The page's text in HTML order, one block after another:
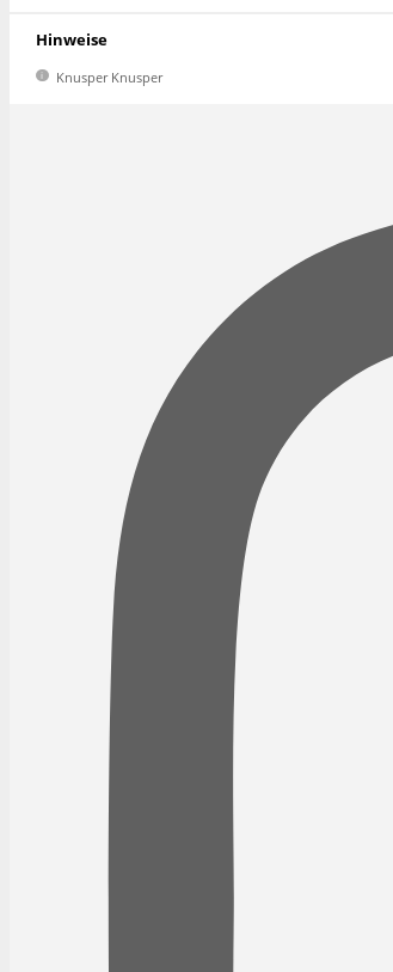
Hinweise
Knusper Knusper